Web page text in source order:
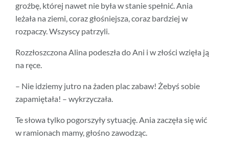
groźbę, której nawet nie była w stanie spełnić. Ania
leżała na ziemi, coraz głośniejsza, coraz bardziej w
rozpaczy. Wszyscy patrzyli.
Rozzłoszczona Alina podeszła do Ani i w złości wzięła ją
na ręce.
– Nie idziemy jutro na żaden plac zabaw! Żebyś sobie
zapamiętała! – wykrzyczała.
Te słowa tylko pogorszyły sytuację. Ania zaczęła się wić
w ramionach mamy, głośno zawodząc.